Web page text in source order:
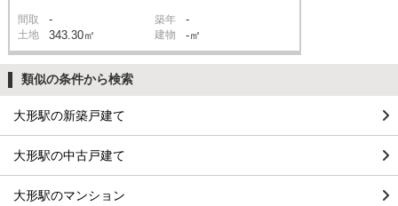
間取 - 築年 -
土地 343.30㎡ 建物 -㎡
類似の条件から検索
大形駅の新築戸建て
大形駅の中古戸建て
大形駅のマンション